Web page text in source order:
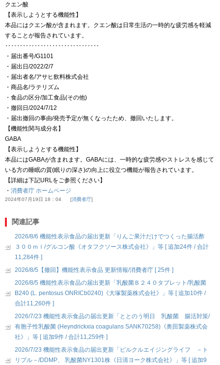
クエン酸
【表示しようとする機能性】
本品にはクエン酸が含まれます。クエン酸は日常生活の一時的な疲労感を軽減
することが報告されています。
‥‥‥‥‥‥‥‥‥‥‥‥‥‥‥‥
・届出番号/G1101
・届出日/2022/2/7
・届出者名/アサヒ飲料株式会社
・商品名/ラテリズム
・食品の区分/加工食品(その他)
・撤回日/2024/7/12
・届出撤回の事由/発売予定が無くなったため、撤回いたします。
【機能性関与成分名】
GABA
【表示しようとする機能性】
本品にはGABAが含まれます。GABAには、一時的な疲労感やストレスを感じて
いる方の睡眠の質(眠りの深さ)の向上に役立つ機能が報告されています。
【詳細は下記URLをご参照ください】
・ 消費者庁 ホームページ
2024年07月19日 18：04 消費者庁
関連記事
2026/8/6 機能性表示食品の届出更新「りんご果汁だけでつくった腸活酢
３００ｍｌ/グルコン酸《オタフクソース株式会社》」等 [ 追加24件 / 合計
11,284件 ]
2026/8/5【撤回】機能性表示食品 更新情報/消費者庁 [ 25件 ]
2026/8/5 機能性表示食品の届出更新「乳酸菌Ｂ２４０タブレット/乳酸菌
B240 (L. pentosus ONRICb0240)《大塚製薬株式会社》」等 [ 追加10件 /
合計11,260件 ]
2026/7/23 機能性表示食品の届出更新「ととのう明日 乳酸菌 腸活対策/
有胞子性乳酸菌 (Heyndrickxia coagulans SANK70258)《奥田製薬株式会
社》」等 [ 追加9件 / 合計11,259件 ]
2026/7/23 機能性表示食品の届出更新「ピルクルエイジングライフ －ト
リプル－/DDMP、 乳酸菌NY1301株《日清ヨーク株式会社》」等 [ 追加9